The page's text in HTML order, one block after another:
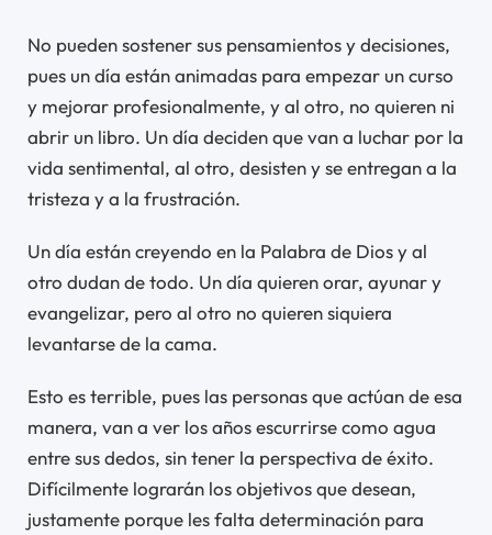
No pueden sostener sus pensamientos y decisiones,
pues un día están animadas para empezar un curso
y mejorar profesionalmente, y al otro, no quieren ni
abrir un libro. Un día deciden que van a luchar por la
vida sentimental, al otro, desisten y se entregan a la
tristeza y a la frustración.
Un día están creyendo en la Palabra de Dios y al
otro dudan de todo. Un día quieren orar, ayunar y
evangelizar, pero al otro no quieren siquiera
levantarse de la cama.
Esto es terrible, pues las personas que actúan de esa
manera, van a ver los años escurrirse como agua
entre sus dedos, sin tener la perspectiva de éxito.
Difícilmente lograrán los objetivos que desean,
justamente porque les falta determinación para